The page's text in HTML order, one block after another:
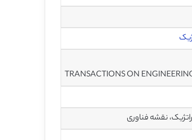
TRANSACTIONS ON
نقشه فناوری